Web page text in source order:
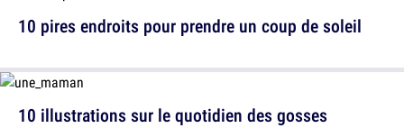
10 illustrations sur le quotidien des gosses
10 pires endroits pour prendre un coup de soleil